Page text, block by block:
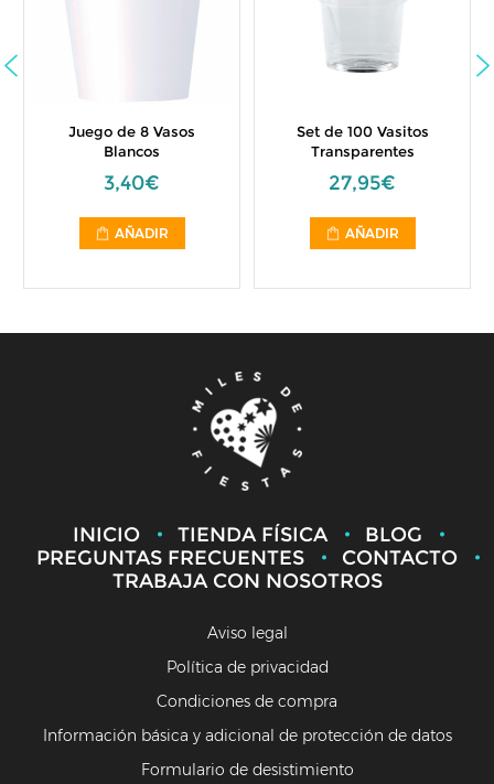
Juego de 8 Vasos
Blancos
3,40€
AÑADIR
Set de 100 Vasitos
Transparentes
27,95€
AÑADIR
INICIO TIENDA FÍSICA
BLOG
PREGUNTAS FRECUENTES
CONTACTO
TRABAJA CON NOSOTROS
Aviso legal
Política de privacidad
Condiciones de compra
Información básica y adicional de protección de datos
Formulario de desistimiento